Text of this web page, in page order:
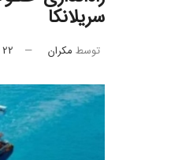
سریلانکا
توسط مکران 22 مهر 1403